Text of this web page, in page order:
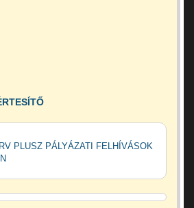
PLUSZ PÁLYÁZATI FELHÍVÁSOK